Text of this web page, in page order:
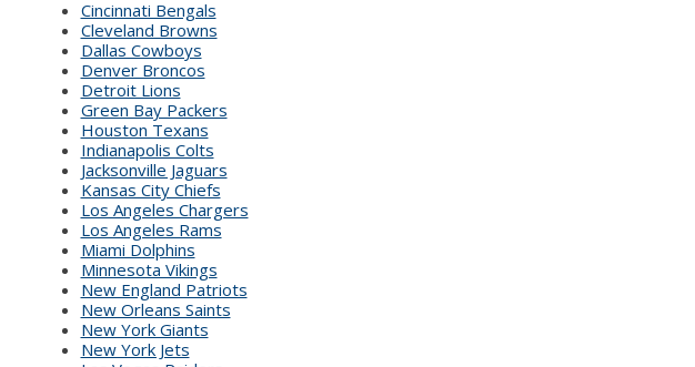
Cincinnati Bengals
Cleveland Browns
Dallas Cowboys
Denver Broncos
Detroit Lions
Green Bay Packers
Houston Texans
Indianapolis Colts
Jacksonville Jaguars
Kansas City Chiefs
Los Angeles Chargers
Los Angeles Rams
Miami Dolphins
Minnesota Vikings
New England Patriots
New Orleans Saints
New York Giants
New York Jets